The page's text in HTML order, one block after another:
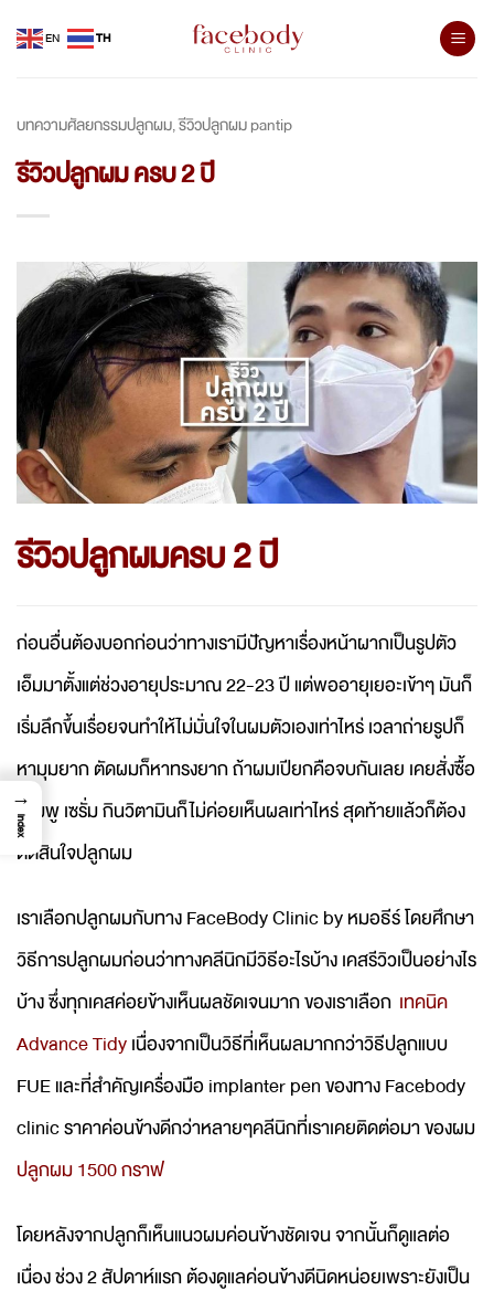
EN TH
บทความศัลยกรรมปลูกผม,รีวิวปลูกผม pantip
รีวิวปลูกผม ครบ 2 ปี
รีวิวปลูกผมครบ 2 ปี
ก่อนอื่นต้องบอกก่อนว่าทางเรามีปัญหาเรื่องหน้าผากเป็นรูปตัว
เอ็มมาตั้งแต่ช่วงอายุประมาณ 22-23 ปี แต่พออายุเยอะเข้าๆ มันก็
เริ่มลึกขึ้นเรื่อยจนทำให้ไม่มั่นใจในผมตัวเองเท่าไหร่ เวลาถ่ายรูปก็
หามุมยาก ตัดผมก็หาทรงยาก ถ้าผมเปียกคือจบกันเลย เคยสั่งซื้อ
แชมพู เซรั่ม กินวิตามินก็ไม่ค่อยเห็นผลเท่าไหร่ สุดท้ายแล้วก็ต้อง
ตัดสินใจปลูกผม
เราเลือกปลูกผมกับทาง FaceBody Clinic by หมอธีร์ โดยศึกษา
วิธีการปลูกผมก่อนว่าทางคลีนิกมีวิธีอะไรบ้าง เคสรีวิวเป็นอย่างไร
บ้าง ซึ่งทุกเคสค่อยข้างเห็นผลชัดเจนมาก ของเราเลือก เทคนิค
Advance Tidyเนื่องจากเป็นวิธีที่เห็นผลมากกว่าวิธีปลูกแบบ
FUE และที่สำคัญเครื่องมือ implanter pen ของทาง Facebody
clinic ราคาค่อนข้างดีกว่าหลายๆคลีนิกที่เราเคยติดต่อมา ของผม
ปลูกผม 1500 กราฟ
โดยหลังจากปลูกก็เห็นแนวผมค่อนข้างชัดเจน จากนั้นก็ดูแลต่อ
เนื่อง ช่วง 2 สัปดาห์แรก ต้องดูแลค่อนข้างดีนิดหน่อยเพราะยังเป็น
→
Index